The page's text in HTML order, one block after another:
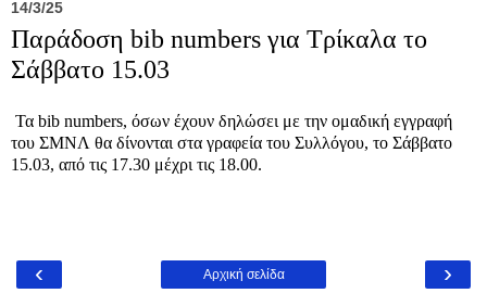
14/3/25
Παράδοση bib numbers για Τρίκαλα το
Σάββατο 15.03
Τα bib numbers, όσων έχουν δηλώσει με την ομαδική εγγραφή
του ΣΜΝΛ θα δίνονται στα γραφεία του Συλλόγου, το Σάββατο
15.03, από τις 17.30 μέχρι τις 18.00.
‹ ›
Αρχική σελίδα